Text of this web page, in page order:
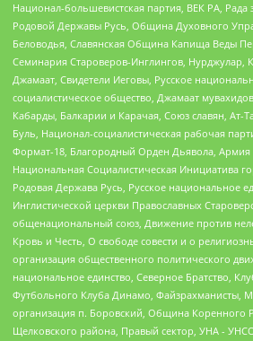
Национал-большевистская партия, ВЕК РА, Рада
Родовой Державы Русь, Община Духовного
Беловодья, Славянская Община Капища Веды
Семинария Староверов-Инглингов, Нурджулар,
Джамаат, Свидетели Иеговы, Русское
социалистическое общество, Джамаат
Кабарды, Балкарии и Карачая, Союз славян, Ат-
Буль, Национал-социалистическая рабочая
Формат-18, Благородный Орден Дьявола, Армия
Национальная Социалистическая Инициатива
Родовая Держава Русь, Русское национальное
Инглистической церкви Православных
общенациональный союз, Движение против
Кровь и Честь, О свободе совести и о
организация общественного политического
национальное единство, Северное Братство,
Футбольного Клуба Динамо, Файзрахманисты,
организация п. Боровский, Община Коренного
Щелковского района, Правый сектор, УНА -